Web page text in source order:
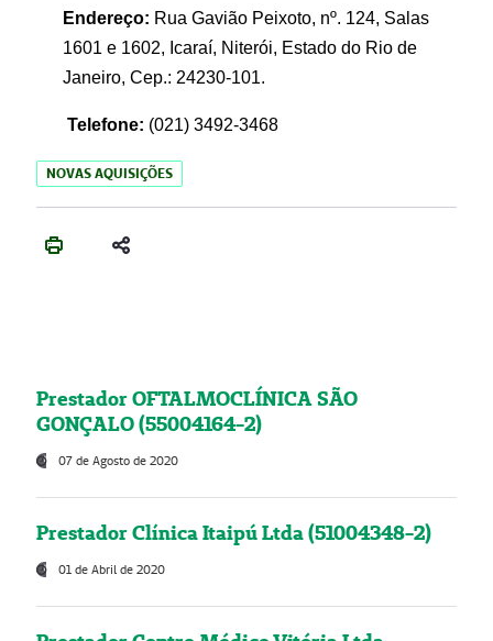
Endereço: Rua Gavião Peixoto, nº. 124, Salas
1601 e 1602, Icaraí, Niterói, Estado do Rio de
Janeiro, Cep.: 24230-101.
Telefone: (021) 3492-3468
NOVAS AQUISIÇÕES
Prestador OFTALMOCLÍNICA SÃO
GONÇALO (55004164-2)
07 de Agosto de 2020
Prestador Clínica Itaipú Ltda (51004348-2)
01 de Abril de 2020